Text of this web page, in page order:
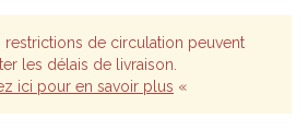
restrictions de circulation peuvent
les délais de livraison.
ici pour en savoir plus «